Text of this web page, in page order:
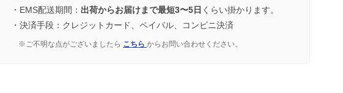
・EMS配送期間： 出荷からお届けまで最短3〜5日 くらい掛かります。
・決済手段：クレジットカード、ペイパル、コンビニ決済
※ご不明な点がございましたら こちら からお問い合わせください。